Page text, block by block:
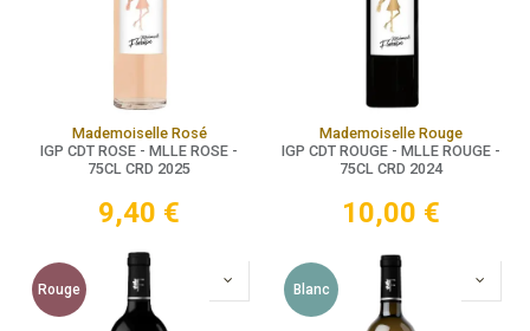
Mademoiselle Rosé
IGP CDT ROSE - MLLE ROSE -
75CL CRD 2025
9,40 €
Mademoiselle Rouge
IGP CDT ROUGE - MLLE ROUGE -
75CL CRD 2024
10,00 €
Rouge Blanc